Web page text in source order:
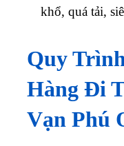
khổ, quá tải,
Quy
Hàng Đi
Vạn Phú